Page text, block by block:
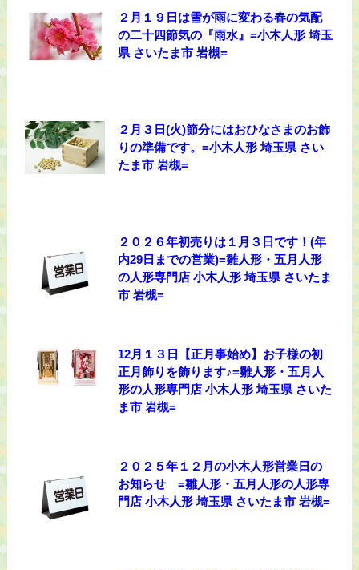
２月１９日は雪が雨に変わる春の気配
の二十四節気の『雨水』=小木人形 埼玉
県 さいたま市 岩槻=
２月３日(火)節分にはおひなさまのお飾
りの準備です。=小木人形 埼玉県 さい
たま市 岩槻=
２０２６年初売りは１月３日です！(年
内29日までの営業)=雛人形・五月人形
の人形専門店 小木人形 埼玉県 さいたま
市 岩槻=
12月１３日【正月事始め】お子様の初
正月飾りを飾ります♪=雛人形・五月人
形の人形専門店 小木人形 埼玉県 さいた
ま市 岩槻=
２０２５年１２月の小木人形営業日の
お知らせ =雛人形・五月人形の人形専
門店 小木人形 埼玉県 さいたま市 岩槻=